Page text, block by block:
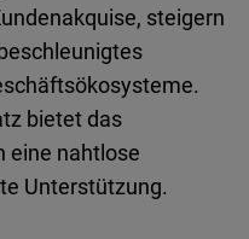
steigern
bietet das
eine nahtlose
Unterstützung.